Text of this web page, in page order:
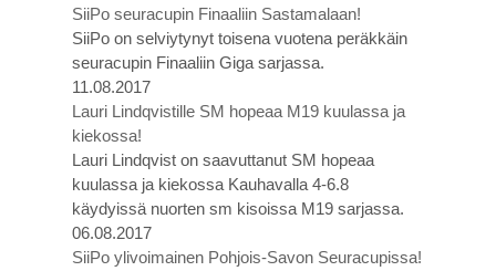
SiiPo seuracupin Finaaliin Sastamalaan!
SiiPo on selviytynyt toisena vuotena peräkkäin
seuracupin Finaaliin Giga sarjassa.
11.08.2017
Lauri Lindqvistille SM hopeaa M19 kuulassa ja
kiekossa!
Lauri Lindqvist on saavuttanut SM hopeaa
kuulassa ja kiekossa Kauhavalla 4-6.8
käydyissä nuorten sm kisoissa M19 sarjassa.
06.08.2017
SiiPo ylivoimainen Pohjois-Savon Seuracupissa!